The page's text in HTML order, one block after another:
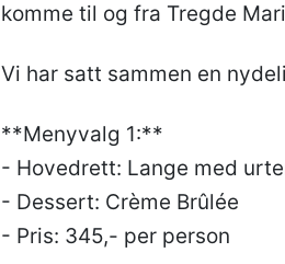
komme til og fra Tregde
Vi har satt sammen en
**Menyvalg 1:**
- Hovedrett: Lange med
- Dessert: Crème Brûlée
- Pris: 345,- per person